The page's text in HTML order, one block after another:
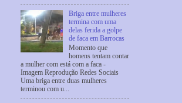
Briga entre mulheres
termina com uma
delas ferida a golpe
de faca em Barrocas
Momento que
homens tentam contar
a mulher com está com a faca -
Imagem Reprodução Redes Sociais
Uma briga entre duas mulheres
terminou com u...